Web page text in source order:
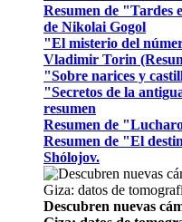
Resumen de "Tardes
de Nikolai Gogol
"El misterio del
Vladimir Torin
"Sobre narices y
"Secretos de la
resumen
Resumen de
Resumen de "El
Shólojov.
Descubren nuevas